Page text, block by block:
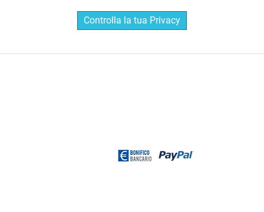
Controlla la tua Privacy